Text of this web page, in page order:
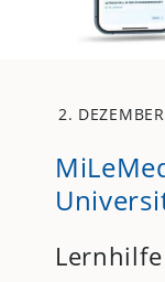
2.